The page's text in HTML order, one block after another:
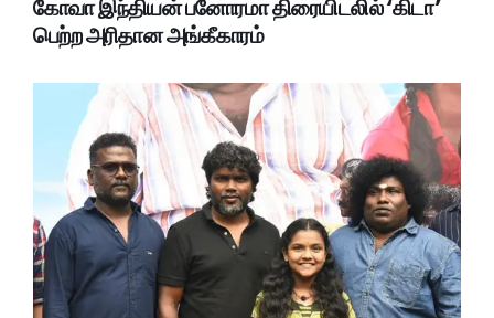
கோவா இந்தியன் பனோரமா திரையிடலில் ‘கிடா’
பெற்ற அரிதான அங்கீகாரம்